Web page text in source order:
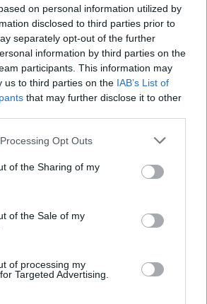
on personal information utilized by
disclosed to third parties prior to
separately opt-out of the further
information by third parties on the
participants. This information may
us to third parties on the IAB’s List of
that may further disclose it to other
Opt Outs
of the Sharing of my
of the Sale of my
of processing my
Targeted Advertising.
Νέος σταθμός ταχείας
Πειραιά
ευρωπαϊκό
στην Ελλάδα